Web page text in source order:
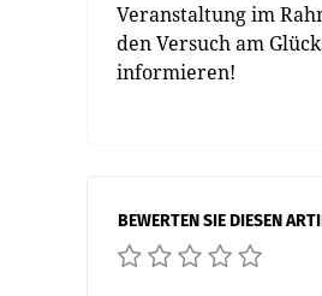
Veranstaltung im
den Versuch am
informieren!
BEWERTEN SIE DIESEN